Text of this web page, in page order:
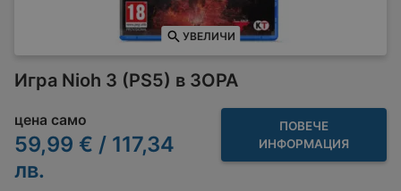
УВЕЛИЧИ
Игра Nioh 3 (PS5) в ЗОРА
цена само
59,99 € / 117,34
лв.
ПОВЕЧЕ
ИНФОРМАЦИЯ